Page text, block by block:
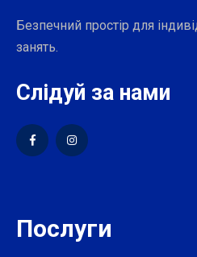
Безпечний простір для
занять.
Слідуй за нами
Послуги